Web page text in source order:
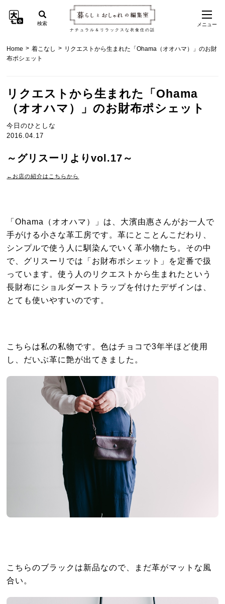
ナチュラル＆リラックスな衣食住の話
検索 メニュー
Home > 着こなし > リクエストから生まれた「Ohama（オオハマ）」のお財
布ポシェット
リクエストから生まれた「Ohama
（オオハマ）」のお財布ポシェット
今日のひとしな
2016.04.17
～グリスーリよりvol.17～
←お店の紹介はこちらから
「Ohama（オオハマ）」は、大濱由惠さんがお一人で
手がける小さな革工房です。革にとことんこだわり、
シンプルで使う人に馴染んでいく革小物たち。その中
で、グリスーリでは「お財布ポシェット」を定番で扱
っています。使う人のリクエストから生まれたという
長財布にショルダーストラップを付けたデザインは、
とても使いやすいのです。
こちらは私の私物です。色はチョコで3年半ほど使用
し、だいぶ革に艶が出てきました。
こちらのブラックは新品なので、まだ革がマットな風
合い。